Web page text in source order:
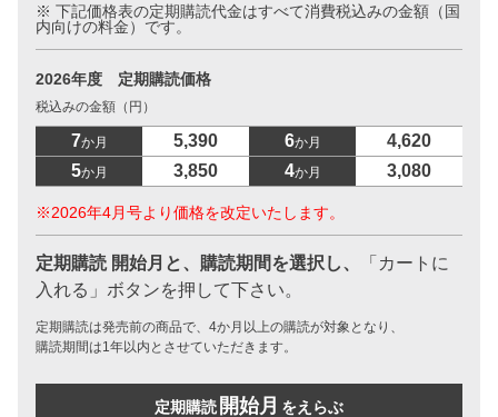
※ 下記価格表の定期購読代金はすべて消費税込みの金額（国
内向けの料金）です。
2026年度 定期購読価格
税込みの金額（円）
7か月 5,390 6か月
4,620
5か月 3,850 4か月 3,080
※2026年4月号より価格を改定いたします。
定期購読 開始月と、購読期間を選択し、
「カートに
入れる」ボタンを押して下さい。
定期購読は発売前の商品で、4か月以上の購読が対象となり、
購読期間は1年以内とさせていただきます。
定期購読 開始月 をえらぶ